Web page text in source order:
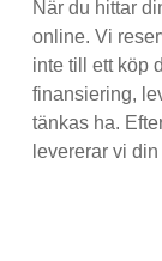
När du hittar
online. Vi
inte till ett köp
finansiering,
tänkas ha.
levererar vi